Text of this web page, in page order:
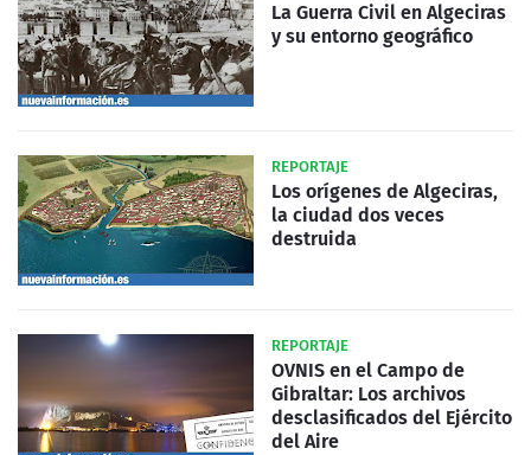
La Guerra Civil en Algeciras
y su entorno geográfico
REPORTAJE
Los orígenes de Algeciras,
la ciudad dos veces
destruida
REPORTAJE
OVNIS en el Campo de
Gibraltar: Los archivos
desclasificados del Ejército
del Aire